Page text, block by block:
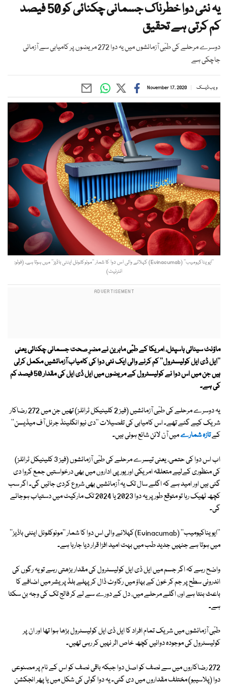
یہ نئی دوا خطرناک جسمانی چکنائی کو 50 فیصد
کم کرتی ہے تحقیق
دوسرے مرحلے کی طبّی آزمائشوں میں یہ دوا 272 مریضوں پر کامیابی سے آزمائی
جاچکی ہے
ویب ڈیسک November 17, 2020
’’ایویناکیومیب‘‘ (Evinacumab) کہلانے والی اس دوا کا شمار ’’مونوکلونل اینٹی باڈیز‘‘ میں ہوتا ہے۔ (فوٹو:
انٹرنیٹ)
ماؤنٹ سینائی ہاسپٹل، امریکا کے طبّی ماہرین نے مضرِ صحت جسمانی چکنائی یعنی
''ایل ڈی ایل کولیسٹرول'' کم کرنے والی ایک نئی دوا کی کامیاب آزمائشیں مکمل کرلی
ہیں جن میں اس دوا نے کولیسٹرول کے مریضوں میں ایل ڈی ایل کی مقدار 50 فیصد کم
کی ہے۔
یہ دوسرے مرحلے کی طبّی آزمائشیں (فیز 2 کلینیکل ٹرائلز) تھیں جن میں 272 رضاکار
شریک کیے گئے تھے۔ اس کامیابی کی تفصیلات ''دی نیو انگلینڈ جرنل آف میڈیسن''
کےتازہ شمارےمیں آن لائن شائع ہوئی ہیں۔
اب اس دوا کی حتمی، یعنی تیسرے مرحلے کی طبّی آزمائشوں (فیز 3 کلینیکل ٹرائلز)
کی منظوری کےلیے متعلقہ امریکی اور یورپی اداروں میں بھی درخواستیں جمع کروا دی
گئی ہیں اور امید ہے کہ اگلے سال تک یہ آزمائشیں بھی شروع کردی جائیں گی۔ اگر سب
کچھ ٹھیک رہا تو متوقع طور پر یہ دوا 2023 یا 2024 تک مارکیٹ میں دستیاب ہوجائے
گی۔
''ایویناکیومیب'' (Evinacumab) کہلانے والی اس دوا کا شمار ''مونوکلونل اینٹی باڈیز''
میں ہوتا ہے جنہیں جدید طب میں بہت امید افزا قرار دیا جارہا ہے۔
واضح رہے کہ اگر جسم میں ایل ڈی ایل کولیسٹرول کی مقدار بڑھتی رہے تو یہ رگوں کی
اندرونی سطح پر جم کر خون کے بہاؤ میں رکاوٹ ڈال کر پہلے بلڈ پریشر میں اضافے کا
باعث بنتا ہے اور، اگلے مرحلے میں، دل کے دورے سے لے کر فالج تک کی وجہ بن سکتا
ہے۔
طبّی آزمائشوں میں شریک تمام افراد کا ایل ڈی ایل کولیسٹرول بڑھا ہوا تھا اور ان پر
کولیسٹرول کی موجودہ دوائیں کچھ خاص اثر نہیں کر رہی تھیں۔
272 رضاکاروں میں سے نصف کو اصل دوا جبکہ باقی نصف کو اس کے نام پر مصنوعی
دوا (پلاسیبو) مختلف مقداروں میں دی گئی۔ یہ دوا گولی کی شکل میں یا پھر انجکشن